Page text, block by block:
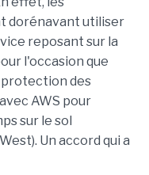
dorénavant utiliser
reposant sur la
l'occasion que
protection des
AWS pour
sur le sol
Un accord qui a